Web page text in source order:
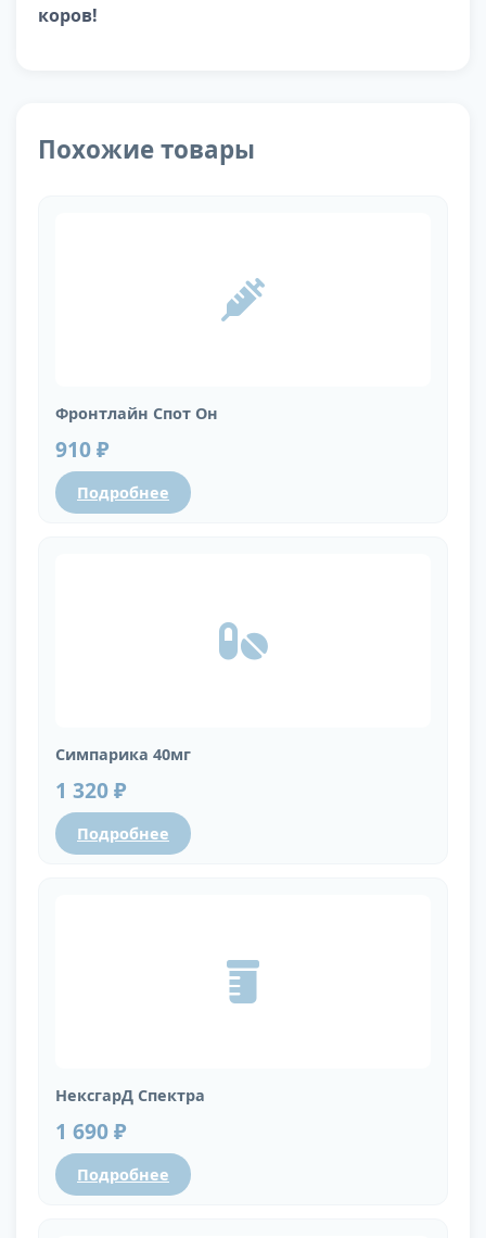
коров!
Похожие товары
Фронтлайн Спот Он
910 ₽
Подробнее
Симпарика 40мг
1 320 ₽
Подробнее
НексгарД Спектра
1 690 ₽
Подробнее